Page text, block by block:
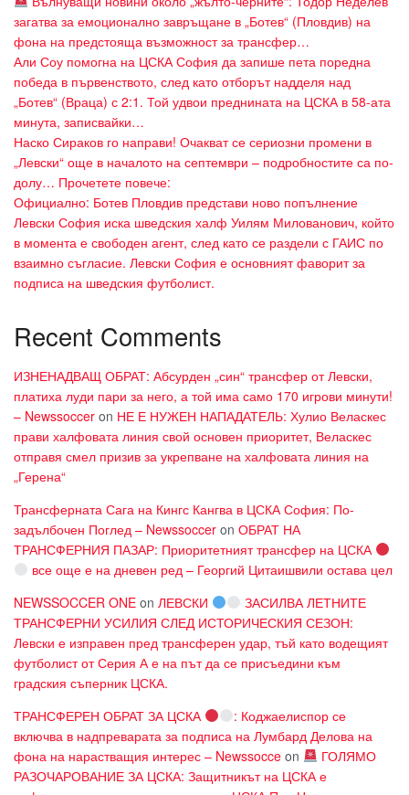
загатва за емоционално завръщане в „Ботев“ (Пловдив) на
фона на предстояща възможност за трансфер…
Али Соу помогна на ЦСКА София да запише пета поредна
победа в първенството, след като отборът надделя над
„Ботев“ (Враца) с 2:1. Той удвои преднината на ЦСКА в 58-ата
минута, записвайки…
Наско Сираков го направи! Очакват се сериозни промени в
„Левски“ още в началото на септември – подробностите са по-
долу… Прочетете повече:
Официално: Ботев Пловдив представи ново попълнение
Левски София иска шведския халф Уилям Милованович, който
в момента е свободен агент, след като се раздели с ГАИС по
взаимно съгласие. Левски София е основният фаворит за
подписа на шведския футболист.
Recent Comments
ИЗНЕНАДВАЩ ОБРАТ: Абсурден „син“ трансфер от Левски,
платиха луди пари за него, а той има само 170 игрови минути!
– Newssoccer on НЕ Е НУЖЕН НАПАДАТЕЛЬ: Хулио Веласкес
прави халфовата линия свой основен приоритет, Веласкес
отправя смел призив за укрепване на халфовата линия на
„Герена“
Трансферната Сага на Кингс Кангва в ЦСКА София: По-
задълбочен Поглед – Newssoccer on ОБРАТ НА
ТРАНСФЕРНИЯ ПАЗАР: Приоритетният трансфер на ЦСКА
все още е на дневен ред – Георгий Цитаишвили остава цел
NEWSSOCCER ONE on ЛЕВСКИ
ЗАСИЛВА ЛЕТНИТЕ
ТРАНСФЕРНИ УСИЛИЯ СЛЕД ИСТОРИЧЕСКИЯ СЕЗОН:
Левски е изправен пред трансферен удар, тъй като водещият
футболист от Серия А е на път да се присъедини към
градския съперник ЦСКА.
ТРАНСФЕРЕН ОБРАТ ЗА ЦСКА
: Коджаелиспор се
включва в надпреварата за подписа на Лумбард Делова на
фона на нарастващия интерес – Newssocce on
ГОЛЯМО
РАЗОЧАРОВАНИЕ ЗА ЦСКА: Защитникът на ЦСКА е